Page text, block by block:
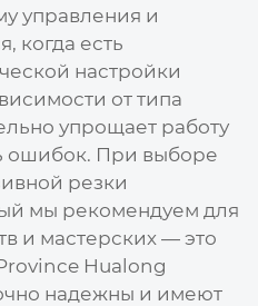
управления и
когда есть
настройки
от типа
упрощает работу
ошибок. При выборе
резки
мы рекомендуем для
и мастерских — это
Hualong
надежны и имеют